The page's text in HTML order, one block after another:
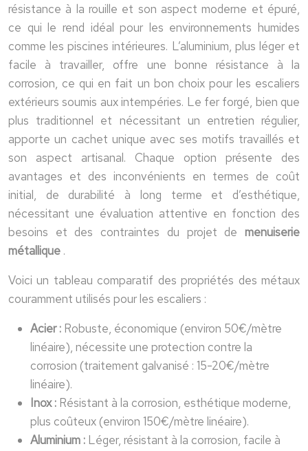
résistance à la rouille et son aspect moderne et épuré,
ce qui le rend idéal pour les environnements humides
comme les piscines intérieures. L’aluminium, plus léger et
facile à travailler, offre une bonne résistance à la
corrosion, ce qui en fait un bon choix pour les escaliers
extérieurs soumis aux intempéries. Le fer forgé, bien que
plus traditionnel et nécessitant un entretien régulier,
apporte un cachet unique avec ses motifs travaillés et
son aspect artisanal. Chaque option présente des
avantages et des inconvénients en termes de coût
initial, de durabilité à long terme et d’esthétique,
nécessitant une évaluation attentive en fonction des
besoins et des contraintes du projet de menuiserie
métallique .
Voici un tableau comparatif des propriétés des métaux
couramment utilisés pour les escaliers :
Acier : Robuste, économique (environ 50€/mètre
linéaire), nécessite une protection contre la
corrosion (traitement galvanisé : 15-20€/mètre
linéaire).
Inox : Résistant à la corrosion, esthétique moderne,
plus coûteux (environ 150€/mètre linéaire).
Aluminium : Léger, résistant à la corrosion, facile à